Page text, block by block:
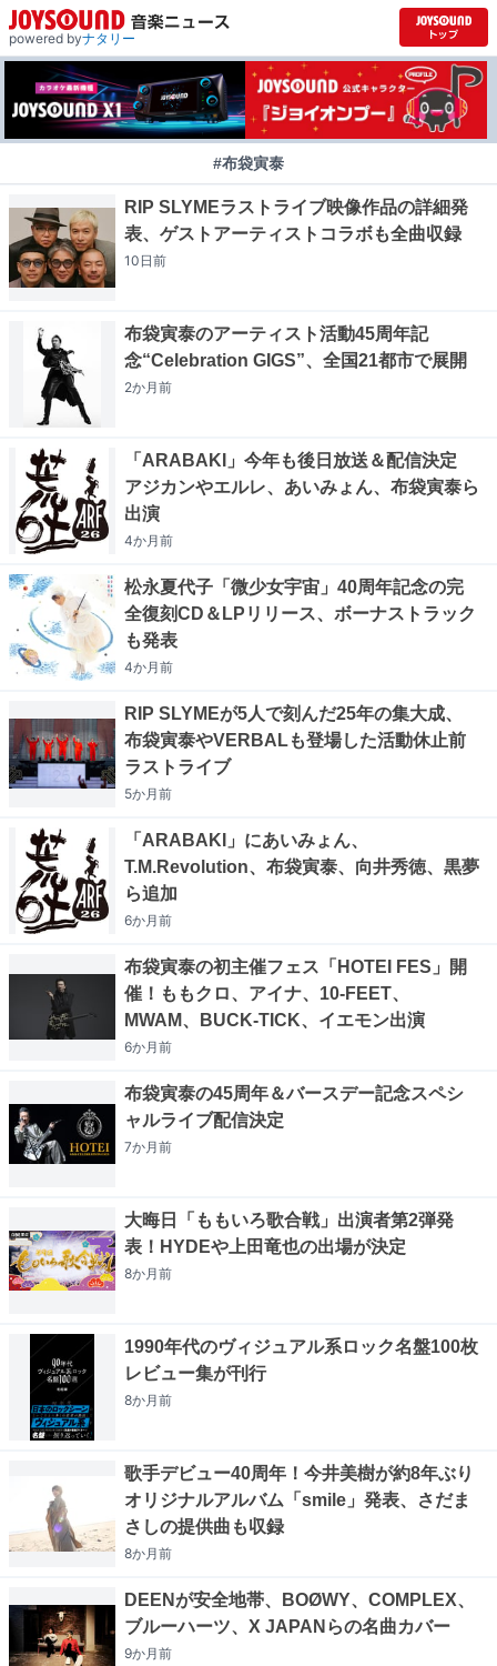
powered byナタリー
#布袋寅泰
RIP SLYMEラストライブ映像作品の詳細発
表、ゲストアーティストコラボも全曲収録
10日前
布袋寅泰のアーティスト活動45周年記
念“Celebration GIGS”、全国21都市で展開
2か月前
「ARABAKI」今年も後日放送＆配信決定
アジカンやエルレ、あいみょん、布袋寅泰ら
出演
4か月前
松永夏代子「微少女宇宙」40周年記念の完
全復刻CD＆LPリリース、ボーナストラック
も発表
4か月前
RIP SLYMEが5人で刻んだ25年の集大成、
布袋寅泰やVERBALも登場した活動休止前
ラストライブ
5か月前
「ARABAKI」にあいみょん、
T.M.Revolution、布袋寅泰、向井秀徳、黒夢
ら追加
6か月前
布袋寅泰の初主催フェス「HOTEI FES」開
催！ももクロ、アイナ、10-FEET、
MWAM、BUCK-TICK、イエモン出演
6か月前
布袋寅泰の45周年＆バースデー記念スペシ
ャルライブ配信決定
7か月前
大晦日「ももいろ歌合戦」出演者第2弾発
表！HYDEや上田竜也の出場が決定
8か月前
1990年代のヴィジュアル系ロック名盤100枚
レビュー集が刊行
8か月前
歌手デビュー40周年！今井美樹が約8年ぶり
オリジナルアルバム「smile」発表、さだま
さしの提供曲も収録
8か月前
DEENが安全地帯、BOØWY、COMPLEX、
ブルーハーツ、X JAPANらの名曲カバー
9か月前